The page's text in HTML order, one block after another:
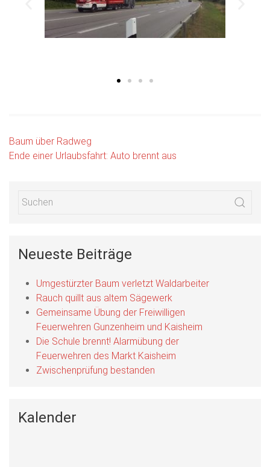
Baum über Radweg
Ende einer Urlaubsfahrt: Auto brennt aus
Neueste Beiträge
Umgestürzter Baum verletzt Waldarbeiter
Rauch quillt aus altem Sägewerk
Gemeinsame Übung der Freiwilligen
Feuerwehren Gunzenheim und Kaisheim
Die Schule brennt! Alarmübung der
Feuerwehren des Markt Kaisheim
Zwischenprüfung bestanden
Kalender